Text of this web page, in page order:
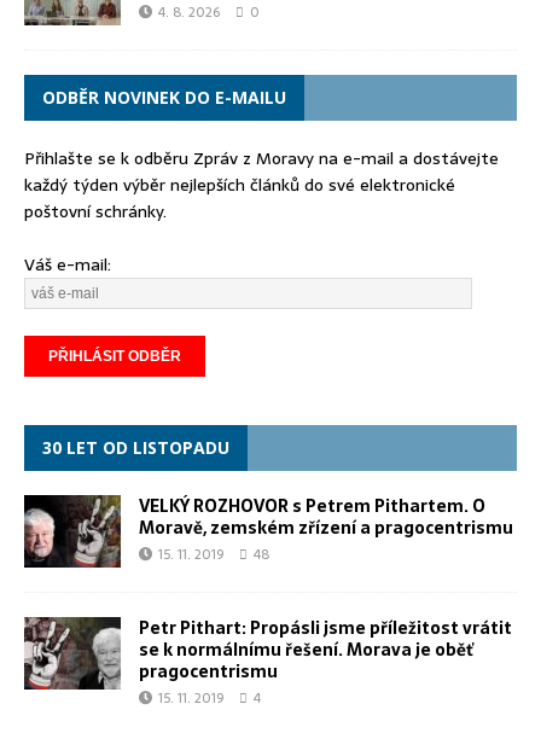
4. 8. 2026 0
ODBĚR NOVINEK DO E-MAILU
Přihlašte se k odběru Zpráv z Moravy na e-mail a dostávejte
každý týden výběr nejlepších článků do své elektronické
poštovní schránky.
Váš e-mail:
30 LET OD LISTOPADU
VELKÝ ROZHOVOR s Petrem Pithartem. O
Moravě, zemském zřízení a pragocentrismu
15. 11. 2019 48
Petr Pithart: Propásli jsme příležitost vrátit
se k normálnímu řešení. Morava je oběť
pragocentrismu
15. 11. 2019 4